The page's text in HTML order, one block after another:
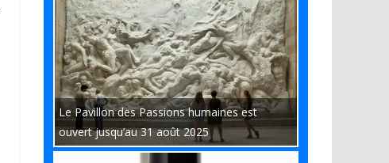
Le Pavillon des Passions humaines est
ouvert jusqu’au 31 août 2025